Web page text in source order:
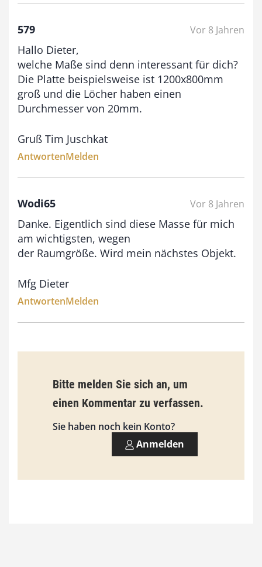
579 Vor 8 Jahren
Hallo Dieter,
welche Maße sind denn interessant für dich?
Die Platte beispielsweise ist 1200x800mm
groß und die Löcher haben einen
Durchmesser von 20mm.
Gruß Tim Juschkat
AntwortenMelden
Wodi65 Vor 8 Jahren
Danke. Eigentlich sind diese Masse für mich
am wichtigsten, wegen
der Raumgröße. Wird mein nächstes Objekt.
Mfg Dieter
AntwortenMelden
Bitte melden Sie sich an, um
einen Kommentar zu verfassen.
Sie haben noch kein Konto?
Anmelden